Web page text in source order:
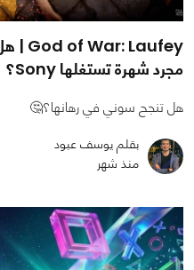
مجرد شهرة تستغلها Sony؟
هل تنجح سوني في رهانها؟🤔
بقلم يوسف عبود
منذ شهر